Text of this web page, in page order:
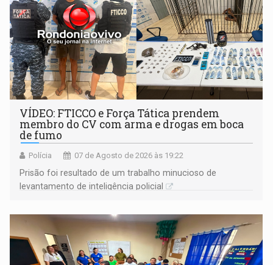
VÍDEO: FTICCO e Força Tática prendem
membro do CV com arma e drogas em boca
de fumo
Polícia 07 de Agosto de 2026 às 19:22
Prisão foi resultado de um trabalho minucioso de
levantamento de inteligência policial